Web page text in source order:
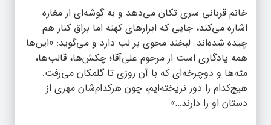
خانم قربانی سری تکان می‌دهد و به گوشه‌ای از مغازه
اشاره می‌کند، جایی که ابزارهای کهنه اما براق کنار هم
چیده شده‌اند. لبخند محوی بر لب دارد و می‌گوید: «این‌ها
همه یادگاری است از مرحوم علی‌آقا؛ چکش‌ها، قالب‌ها،
مته‌ها و دوچرخه‌ای که با آن روزی تا گلمکان می‌رفت.
هیچ‌کدام را دور نریخته‌ایم، چون هرکدام‌شان مهری از
دستان او را دارند…»